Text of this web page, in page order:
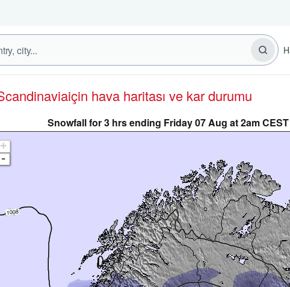
Scandinaviaiçin hava haritası ve kar durumu
Snowfall for 3 hrs ending Friday 07 Aug at 2am CEST
+
-